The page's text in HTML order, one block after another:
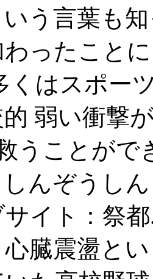
う言葉も
ったこと
くはスポー
弱い衝撃
うことがで
んぞうし
イト：祭
臓震盪と